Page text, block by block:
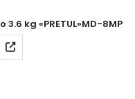
kg «PRETUL»MD-8MP